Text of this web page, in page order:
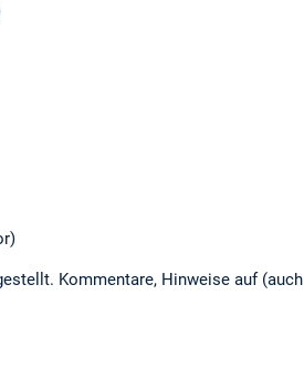
Kommentare, Hinweise auf (auch